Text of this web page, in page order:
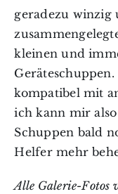
geradezu winzig
kleinen und
kompatibel mit
ich kann mir
Schuppen bald
Helfer mehr
Alle Galerie-Fotos